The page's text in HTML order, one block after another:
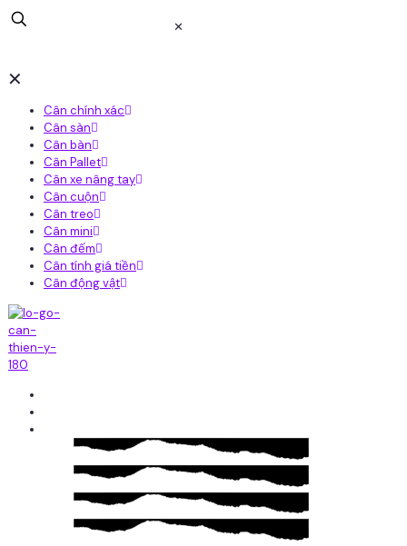
✕
✕
Cân chính xác
Cân sàn
Cân bàn
Cân Pallet
Cân xe nâng tay
Cân cuộn
Cân treo
Cân mini
Cân đếm
Cân tính giá tiền
Cân động vật